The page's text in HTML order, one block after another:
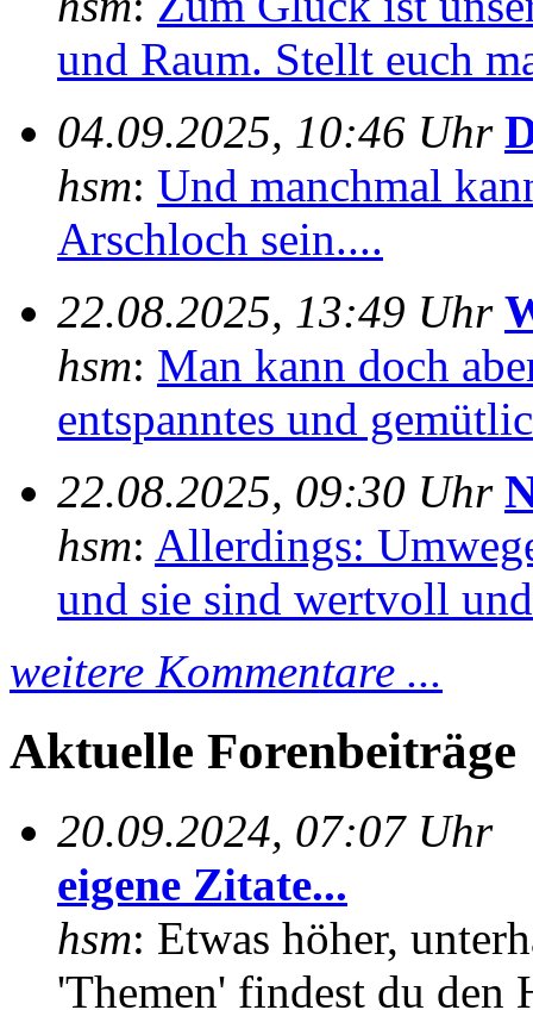
und Raum. Stellt euch
04.09.2025, 10:46 Uhr
hsm: Und manchmal
Arschloch sein....
22.08.2025, 13:49 Uhr
hsm: Man kann doch
entspanntes und
22.08.2025, 09:30 Uhr
hsm: Allerdings:
und sie sind wertvoll
weitere Kommentare ...
Aktuelle Forenbeiträge
20.09.2024, 07:07 Uhr
eigene Zitate...
hsm: Etwas höher,
'Themen' findest du den